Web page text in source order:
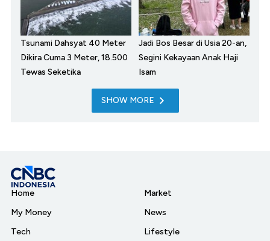
Tsunami Dahsyat 40 Meter
Dikira Cuma 3 Meter, 18.500
Tewas Seketika
Jadi Bos Besar di Usia 20-an,
Segini Kekayaan Anak Haji
Isam
SHOW MORE
Home
My Money
Tech
Market
News
Lifestyle